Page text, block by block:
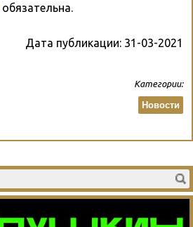
обязательна.
Дата публикации: 31-03-2021
Категории:
Новости